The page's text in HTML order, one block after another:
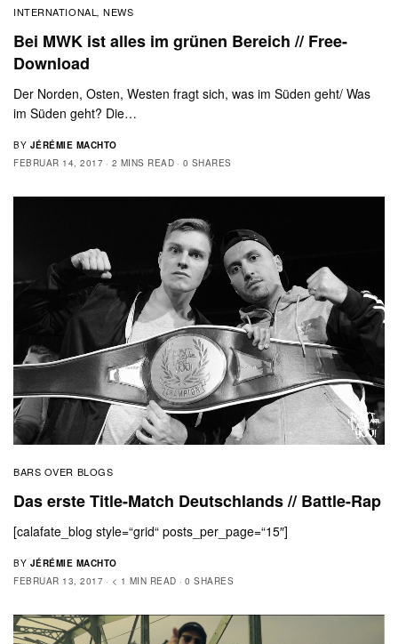
INTERNATIONAL,NEWS
Bei MWK ist alles im grünen Bereich // Free-
Download
Der Norden, Osten, Westen fragt sich, was im Süden geht/ Was
im Süden geht? Die…
BY JÉRÉMIE MACHTO
FEBRUAR 14, 2017
2 MINS READ 0 SHARES
BARS OVER BLOGS
Das erste Title-Match Deutschlands // Battle-Rap
[calafate_blog style=“grid“ posts_per_page=“15″]
BY JÉRÉMIE MACHTO
FEBRUAR 13, 2017
< 1 MIN READ 0 SHARES